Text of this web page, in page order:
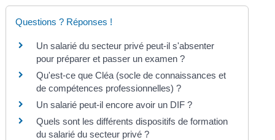
Questions ? Réponses !
Un salarié du secteur privé peut-il s'absenter
pour préparer et passer un examen ?
Qu'est-ce que Cléa (socle de connaissances et
de compétences professionnelles) ?
Un salarié peut-il encore avoir un DIF ?
Quels sont les différents dispositifs de formation
du salarié du secteur privé ?